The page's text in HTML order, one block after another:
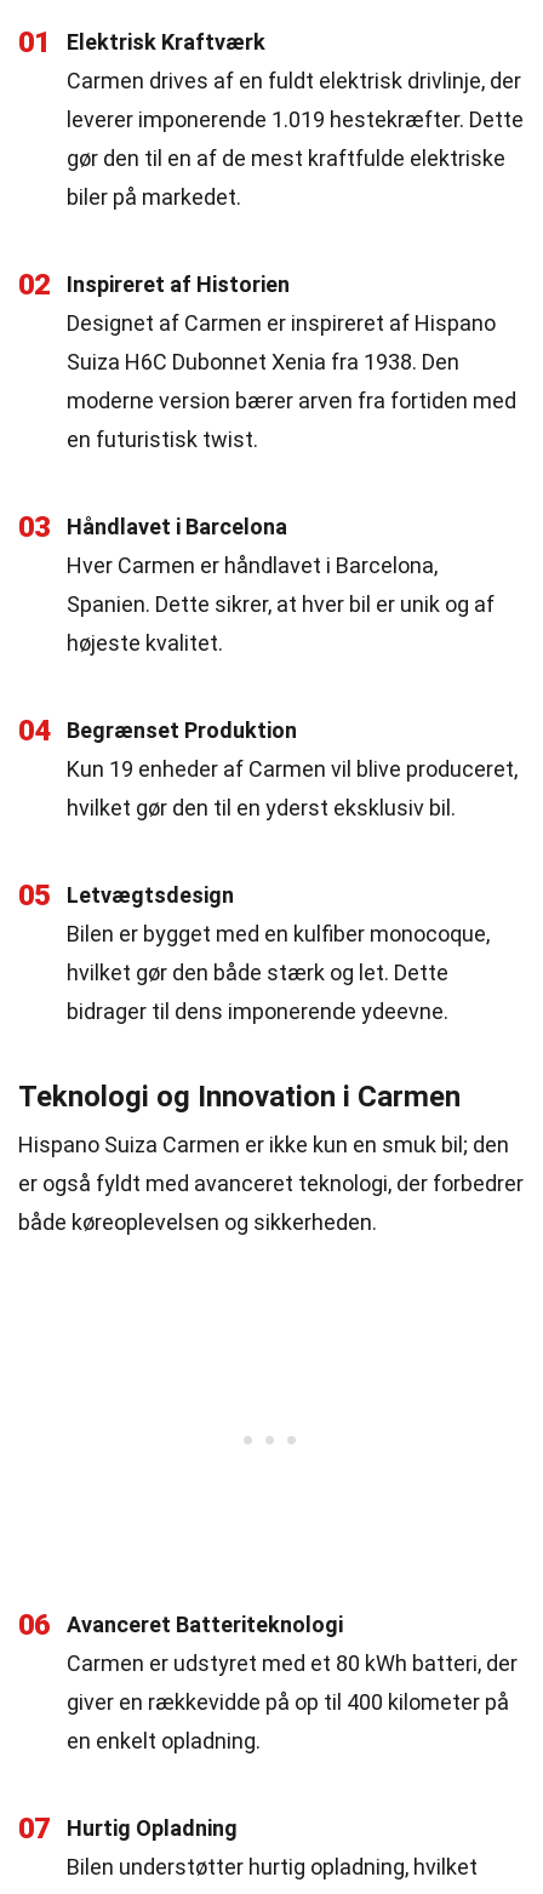
01
Elektrisk Kraftværk
Carmen drives af en fuldt elektrisk drivlinje, der
leverer imponerende 1.019 hestekræfter. Dette
gør den til en af de mest kraftfulde elektriske
biler på markedet.
02
Inspireret af Historien
Designet af Carmen er inspireret af Hispano
Suiza H6C Dubonnet Xenia fra 1938. Den
moderne version bærer arven fra fortiden med
en futuristisk twist.
03
Håndlavet i Barcelona
Hver Carmen er håndlavet i Barcelona,
Spanien. Dette sikrer, at hver bil er unik og af
højeste kvalitet.
04
Begrænset Produktion
Kun 19 enheder af Carmen vil blive produceret,
hvilket gør den til en yderst eksklusiv bil.
05
Letvægtsdesign
Bilen er bygget med en kulfiber monocoque,
hvilket gør den både stærk og let. Dette
bidrager til dens imponerende ydeevne.
Teknologi og Innovation i Carmen
Hispano Suiza Carmen er ikke kun en smuk bil; den
er også fyldt med avanceret teknologi, der forbedrer
både køreoplevelsen og sikkerheden.
06
Avanceret Batteriteknologi
Carmen er udstyret med et 80 kWh batteri, der
giver en rækkevidde på op til 400 kilometer på
en enkelt opladning.
07
Hurtig Opladning
Bilen understøtter hurtig opladning, hvilket